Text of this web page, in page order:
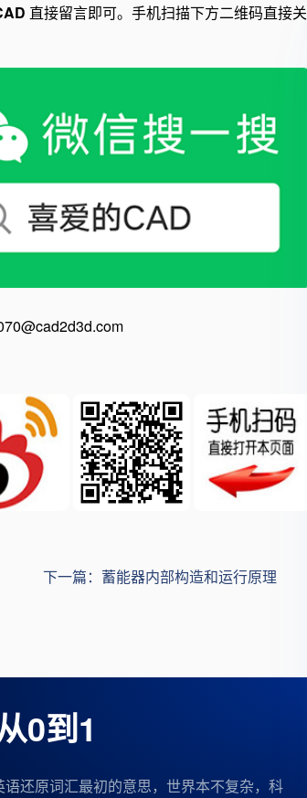
直接留言即可。手机扫描下方二维码直接关
下一篇：蓄能器内部构造和运行原理
0到1
还原词汇最初的意思，世界本不复杂，科